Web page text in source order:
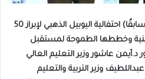
نظمت جامعة العاصمة (حلوان سابقًا) احتفالية اليوبيل الذهبي لإبراز 50
وخططها الطموحة لمستقبل
عاشور وزير التعليم العالي
وزير التربية والتعليم